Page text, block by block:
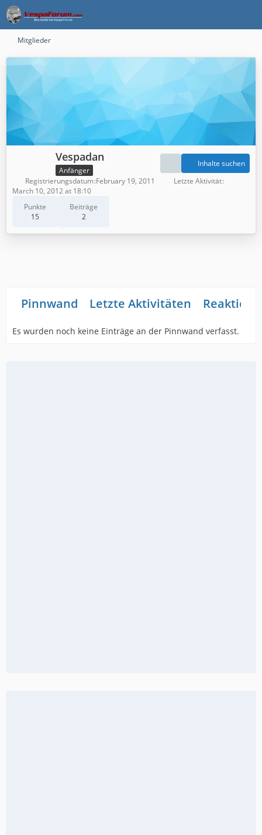
Mitglieder
Vespadan
Anfänger
Punkte
15
Beiträge
2
Inhalte suchen
Registrierungsdatum February 19, 2011
Letzte Aktivität
March 10, 2012 at 18:10
Pinnwand Letzte Aktivitäten
Es wurden noch keine Einträge an der Pinnwand verfasst.